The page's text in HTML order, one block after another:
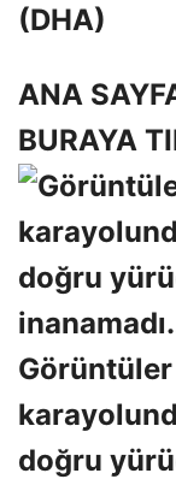
(DHA)
ANA
BURAYA
doğru